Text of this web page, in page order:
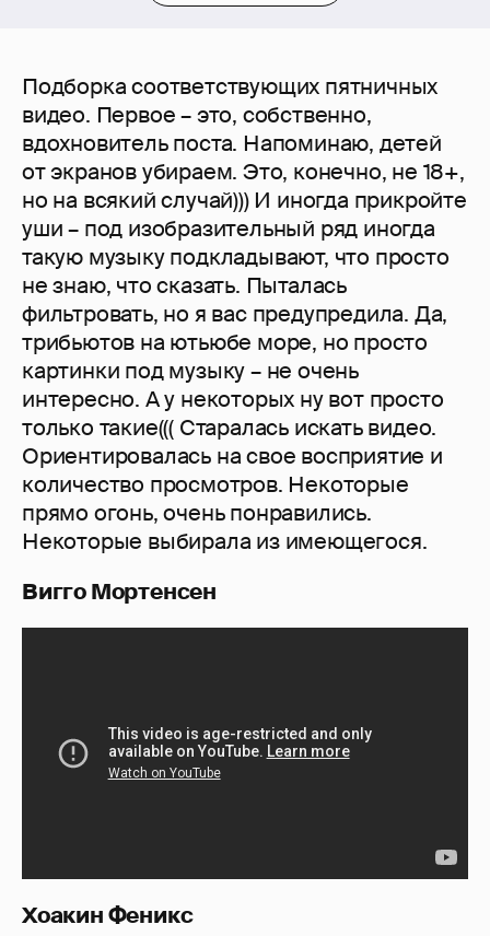
Подборка соответствующих пятничных
видео. Первое – это, собственно,
вдохновитель поста. Напоминаю, детей
от экранов убираем. Это, конечно, не 18+,
но на всякий случай))) И иногда прикройте
уши – под изобразительный ряд иногда
такую музыку подкладывают, что просто
не знаю, что сказать. Пыталась
фильтровать, но я вас предупредила. Да,
трибьютов на ютьюбе море, но просто
картинки под музыку – не очень
интересно. А у некоторых ну вот просто
только такие((( Старалась искать видео.
Ориентировалась на свое восприятие и
количество просмотров. Некоторые
прямо огонь, очень понравились.
Некоторые выбирала из имеющегося.
Вигго Мортенсен
Хоакин Феникс